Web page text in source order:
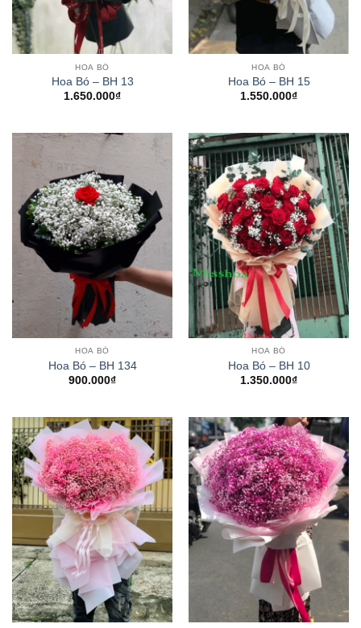
HOA BÓ
Hoa Bó – BH 13
1.650.000₫
HOA BÓ
Hoa Bó – BH 15
1.550.000₫
HOA BÓ
Hoa Bó – BH 134
900.000₫
HOA BÓ
Hoa Bó – BH 10
1.350.000₫